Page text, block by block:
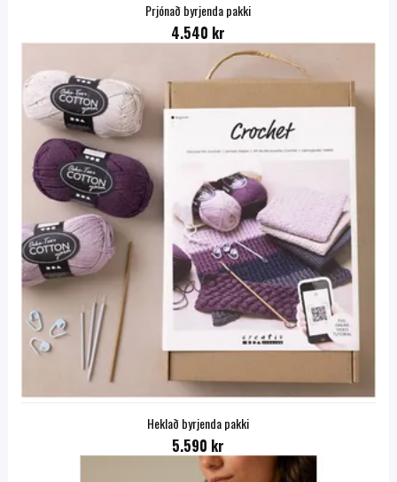
Prjónað byrjenda pakki
4.540 kr
Heklað byrjenda pakki
5.590 kr